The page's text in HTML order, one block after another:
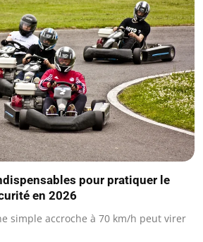
pour pratiquer le
en 2026
simple accroche à 70 km/h peut virer